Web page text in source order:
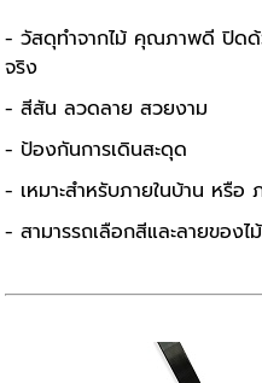
- วัสดุทำจากไม้ คุณภาพดี ปิดด้
จริง
- สีสัน ลวดลาย สวยงาม
- ป้องกันการเดินสะดุด
- เหมาะสำหรับภายในบ้าน หรือ
- สามารรถเลือกสีและลายของไ